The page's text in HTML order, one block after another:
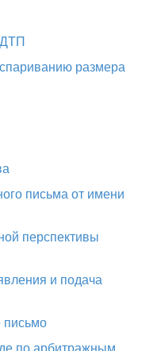
размера
письма от имени
перспективы
и подача
письмо